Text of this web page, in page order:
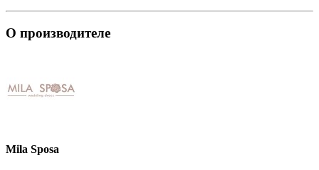
О производителе
Mila Sposa